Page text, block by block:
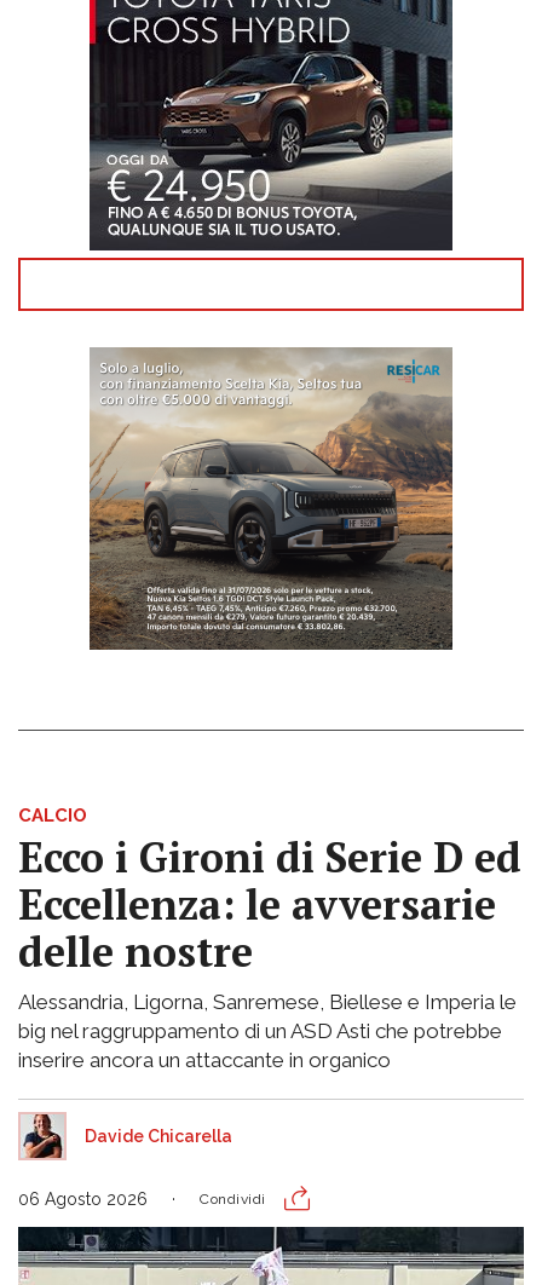
CALCIO
Ecco i Gironi di Serie D ed
Eccellenza: le avversarie
delle nostre
Alessandria, Ligorna, Sanremese, Biellese e Imperia le
big nel raggruppamento di un ASD Asti che potrebbe
inserire ancora un attaccante in organico
Davide Chicarella
06 Agosto 2026 Condividi